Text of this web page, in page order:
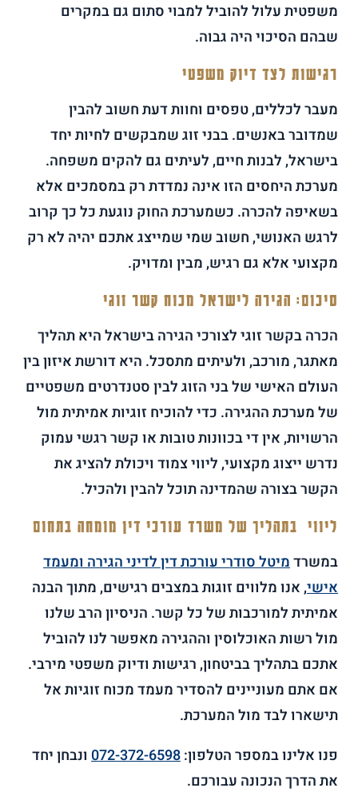
משפטית עלול להוביל למבוי סתום גם במקרים
שבהם הסיכוי היה גבוה.
רגישות לצד דיוק משפטי
מעבר לכללים, טפסים וחוות דעת חשוב להבין
שמדובר באנשים. בבני זוג שמבקשים לחיות יחד
בישראל, לבנות חיים, לעיתים גם להקים משפחה.
מערכת היחסים הזו אינה נמדדת רק במסמכים אלא
בשאיפה להכרה. כשמערכת החוק נוגעת כל כך קרוב
לרגש האנושי, חשוב שמי שמייצג אתכם יהיה לא רק
מקצועי אלא גם רגיש, מבין ומדויק.
סיכום: הגירה לישראל מכוח קשר זוגי
הכרה בקשר זוגי לצורכי הגירה בישראל היא תהליך
מאתגר, מורכב, ולעיתים מתסכל. היא דורשת איזון בין
העולם האישי של בני הזוג לבין סטנדרטים משפטיים
של מערכת ההגירה. כדי להוכיח זוגיות אמיתית מול
הרשויות, אין די בכוונות טובות או קשר רגשי עמוק
נדרש ייצוג מקצועי, ליווי צמוד ויכולת להציג את
הקשר בצורה שהמדינה תוכל להבין ולהכיל.
ליווי בתהליך של משרד עורכי דין מומחה בתחום
במשרדמיטל סודרי עורכת דין לדיני הגירה ומעמד
אישי, אנו מלווים זוגות במצבים רגישים, מתוך הבנה
אמיתית למורכבות של כל קשר. הניסיון הרב שלנו
מול רשות האוכלוסין וההגירה מאפשר לנו להוביל
אתכם בתהליך בביטחון, רגישות ודיוק משפטי מירבי.
אם אתם מעוניינים להסדיר מעמד מכוח זוגיות אל
תישארו לבד מול המערכת.
פנו אלינו במספר הטלפון:072-372-6598 ונבחן יחד
את הדרך הנכונה עבורכם.